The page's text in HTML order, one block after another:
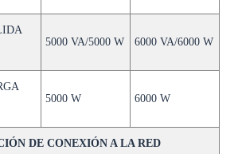
5000 VA/5000 W 6000 VA/6000 W
5000 W 6000 W
DE CONEXIÓN A LA RED